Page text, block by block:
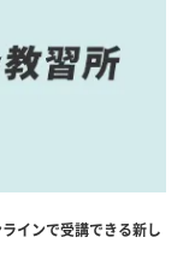
インで受講できる新し